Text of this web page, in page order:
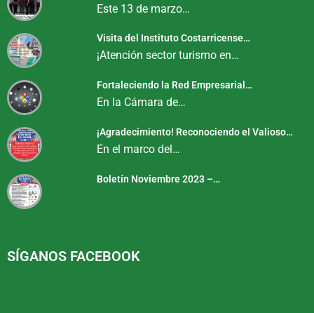
Este 13 de marzo…
Visita del Instituto Costarricense…
¡Atención sector turismo en…
Fortaleciendo la Red Empresarial…
En la Cámara de…
¡Agradecimiento! Reconociendo el Valioso…
En el marco del…
Boletín Noviembre 2023 –…
SÍGANOS FACEBOOK